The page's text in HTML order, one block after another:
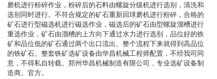
磨机进行粉碎作业，粉碎后的石料由螺旋分级机进行选别，清洗和
选别同时进行。不符合规定的矿石重新回球磨机进行粉碎，合格的
矿石进行型磁选机进行磁选作业，磁选后的矿石由型螺旋溜槽进行
重选作业，矿石由溜槽的上方向下通过水力进行选别，品位好的铁
矿和品位低的矿石通过两个出口流出。整个流程下来就得到高品位
的铁矿石。整套铁矿选矿设备由华昌机械工程师配置，不经我司同
意，不得私自转载。郑州华昌机械制造有限公司，专业选矿设备制
造商。官方。